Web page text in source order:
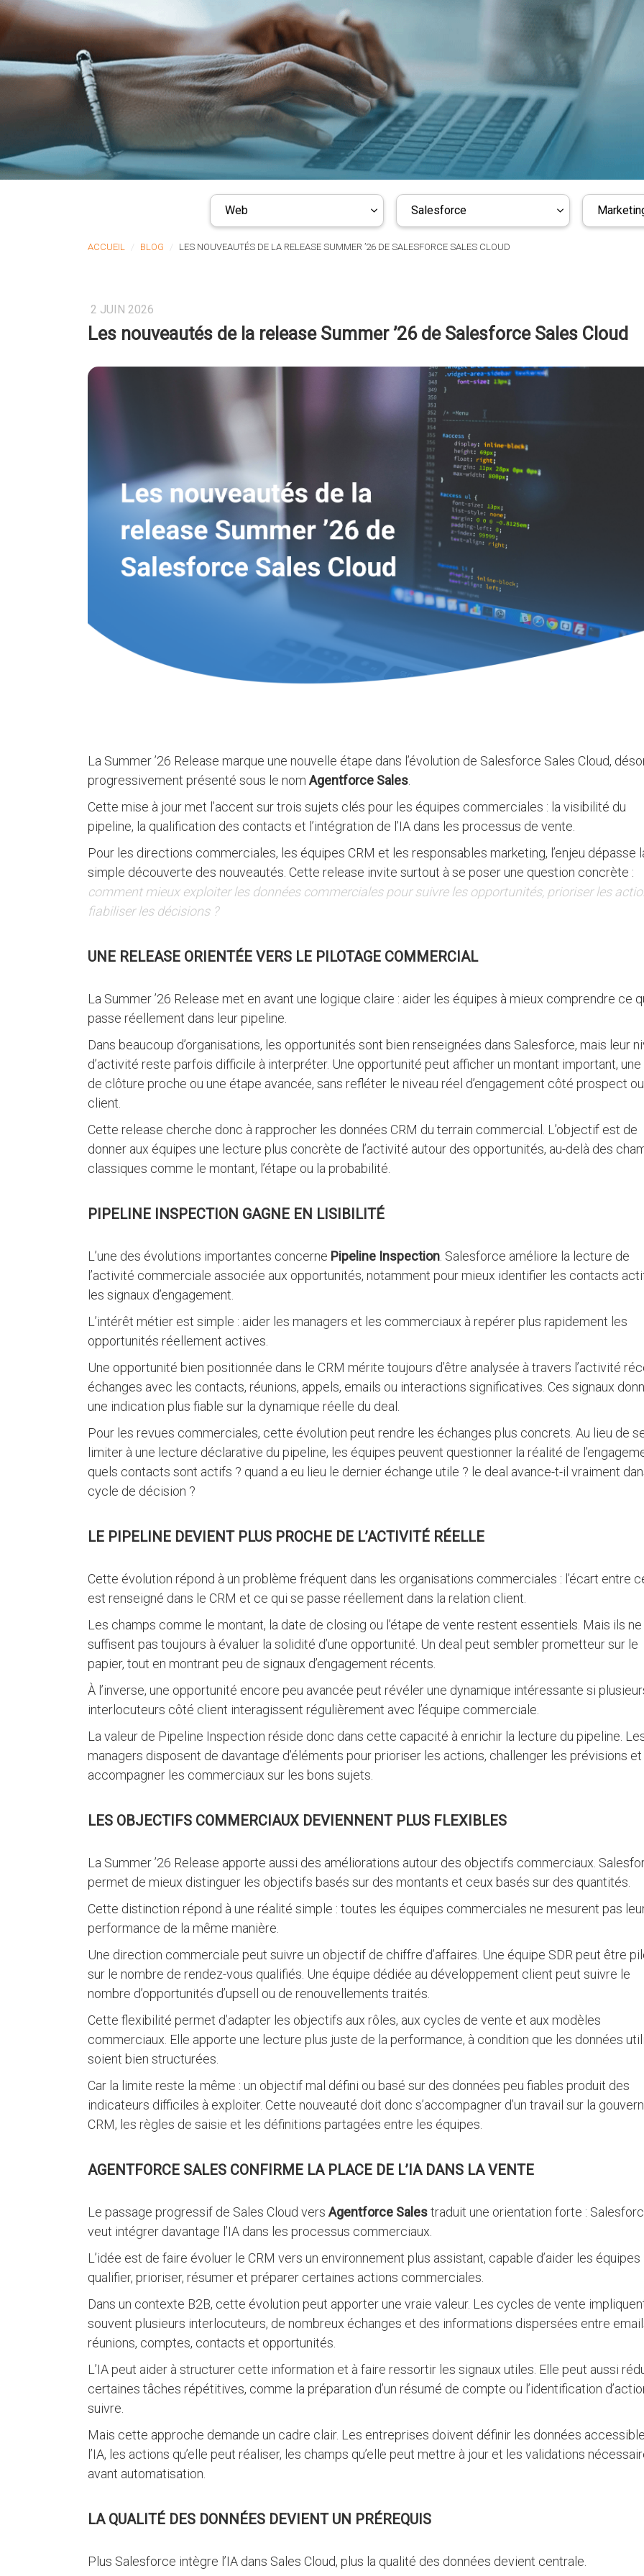
Web Salesforce
ACCUEIL BLOG LES NOUVEAUTÉS DE LA RELEASE SUMMER ’26 DE SALESFORCE SALES CLOUD
2 JUIN 2026
Les nouveautés de la release Summer ’26 de Salesforce Sales Cloud
La Summer ’26 Release marque une nouvelle étape dans l’évolution de Salesforce Sales Cloud,
progressivement présenté sous le nom Agentforce Sales
Cette mise à jour met l’accent sur trois sujets clés pour les équipes commerciales : la visibilité du
pipeline, la qualification des contacts et l’intégration de l’IA dans les processus de vente.
Pour les directions commerciales, les équipes CRM et les responsables marketing, l’enjeu dépasse
simple découverte des nouveautés. Cette release invite surtout à se poser une question concrète :
comment mieux exploiter les données commerciales pour suivre les opportunités, prioriser les
fiabiliser les décisions ?
UNE RELEASE ORIENTÉE VERS LE PILOTAGE COMMERCIAL
La Summer ’26 Release met en avant une logique claire : aider les équipes à mieux comprendre ce
passe réellement dans leur pipeline.
Dans beaucoup d’organisations, les opportunités sont bien renseignées dans Salesforce, mais leur
d’activité reste parfois difficile à interpréter. Une opportunité peut afficher un montant important, une
de clôture proche ou une étape avancée, sans refléter le niveau réel d’engagement côté prospect ou
client.
Cette release cherche donc à rapprocher les données CRM du terrain commercial. L’objectif est de
donner aux équipes une lecture plus concrète de l’activité autour des opportunités, au-delà des
classiques comme le montant, l’étape ou la probabilité.
PIPELINE INSPECTION GAGNE EN LISIBILITÉ
L’une des évolutions importantes concerne Pipeline Inspection . Salesforce améliore la lecture de
l’activité commerciale associée aux opportunités, notamment pour mieux identifier les contacts
les signaux d’engagement.
L’intérêt métier est simple : aider les managers et les commerciaux à repérer plus rapidement les
opportunités réellement actives.
Une opportunité bien positionnée dans le CRM mérite toujours d’être analysée à travers l’activité
échanges avec les contacts, réunions, appels, emails ou interactions significatives. Ces signaux
une indication plus fiable sur la dynamique réelle du deal.
Pour les revues commerciales, cette évolution peut rendre les échanges plus concrets. Au lieu de
limiter à une lecture déclarative du pipeline, les équipes peuvent questionner la réalité de
quels contacts sont actifs ? quand a eu lieu le dernier échange utile ? le deal avance-t-il vraiment
cycle de décision ?
LE PIPELINE DEVIENT PLUS PROCHE DE L’ACTIVITÉ RÉELLE
Cette évolution répond à un problème fréquent dans les organisations commerciales : l’écart entre
est renseigné dans le CRM et ce qui se passe réellement dans la relation client.
Les champs comme le montant, la date de closing ou l’étape de vente restent essentiels. Mais ils ne
suffisent pas toujours à évaluer la solidité d’une opportunité. Un deal peut sembler prometteur sur le
papier, tout en montrant peu de signaux d’engagement récents.
À l’inverse, une opportunité encore peu avancée peut révéler une dynamique intéressante si
interlocuteurs côté client interagissent régulièrement avec l’équipe commerciale.
La valeur de Pipeline Inspection réside donc dans cette capacité à enrichir la lecture du pipeline.
managers disposent de davantage d’éléments pour prioriser les actions, challenger les prévisions et
accompagner les commerciaux sur les bons sujets.
LES OBJECTIFS COMMERCIAUX DEVIENNENT PLUS FLEXIBLES
La Summer ’26 Release apporte aussi des améliorations autour des objectifs commerciaux.
permet de mieux distinguer les objectifs basés sur des montants et ceux basés sur des quantités.
Cette distinction répond à une réalité simple : toutes les équipes commerciales ne mesurent pas
performance de la même manière.
Une direction commerciale peut suivre un objectif de chiffre d’affaires. Une équipe SDR peut être
sur le nombre de rendez-vous qualifiés. Une équipe dédiée au développement client peut suivre le
nombre d’opportunités d’upsell ou de renouvellements traités.
Cette flexibilité permet d’adapter les objectifs aux rôles, aux cycles de vente et aux modèles
commerciaux. Elle apporte une lecture plus juste de la performance, à condition que les données
soient bien structurées.
Car la limite reste la même : un objectif mal défini ou basé sur des données peu fiables produit des
indicateurs difficiles à exploiter. Cette nouveauté doit donc s’accompagner d’un travail sur la
CRM, les règles de saisie et les définitions partagées entre les équipes.
AGENTFORCE SALES CONFIRME LA PLACE DE L’IA DANS LA VENTE
Le passage progressif de Sales Cloud vers Agentforce Salestraduit une orientation forte :
veut intégrer davantage l’IA dans les processus commerciaux.
L’idée est de faire évoluer le CRM vers un environnement plus assistant, capable d’aider les équipes
qualifier, prioriser, résumer et préparer certaines actions commerciales.
Dans un contexte B2B, cette évolution peut apporter une vraie valeur. Les cycles de vente
souvent plusieurs interlocuteurs, de nombreux échanges et des informations dispersées entre
réunions, comptes, contacts et opportunités.
L’IA peut aider à structurer cette information et à faire ressortir les signaux utiles. Elle peut aussi
certaines tâches répétitives, comme la préparation d’un résumé de compte ou l’identification
suivre.
Mais cette approche demande un cadre clair. Les entreprises doivent définir les données
l’IA, les actions qu’elle peut réaliser, les champs qu’elle peut mettre à jour et les validations
avant automatisation.
LA QUALITÉ DES DONNÉES DEVIENT UN PRÉREQUIS
Plus Salesforce intègre l’IA dans Sales Cloud, plus la qualité des données devient centrale.